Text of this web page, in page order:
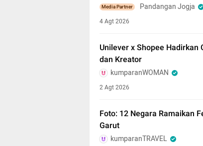
Media Partner Pandangan Jogja
4 Agt 2026
Unilever x Shopee Hadirkan
dan Kreator
kumparanWOMAN
2 Agt 2026
Foto: 12 Negara Ramaikan
Garut
kumparanTRAVEL